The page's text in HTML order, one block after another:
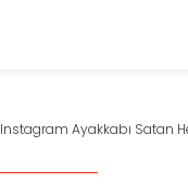
Instagram Ayakkabı Satan